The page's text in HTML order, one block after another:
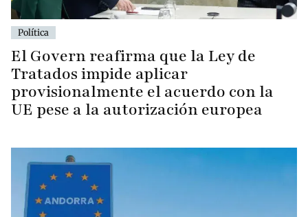
Política
El Govern reafirma que la Ley de
Tratados impide aplicar
provisionalmente el acuerdo con la
UE pese a la autorización europea